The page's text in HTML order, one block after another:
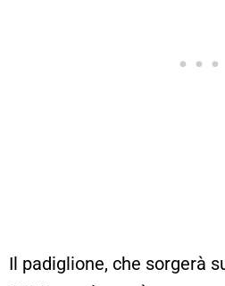
Il padiglione, che sorgerà